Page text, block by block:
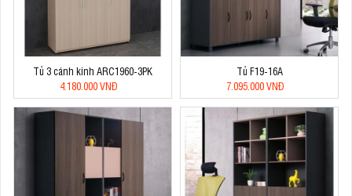
Tủ 3 cánh kính ARC1960-3PK
4.180.000 VNĐ
Tủ F19-16A
7.095.000 VNĐ